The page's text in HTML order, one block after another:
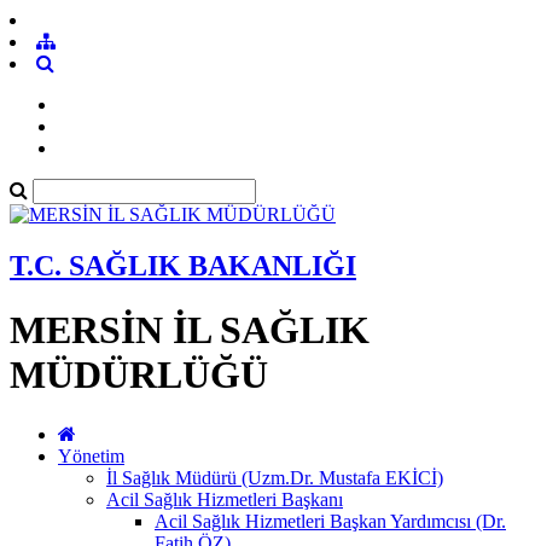
T.C. SAĞLIK BAKANLIĞI
MERSİN İL SAĞLIK
MÜDÜRLÜĞÜ
Yönetim
İl Sağlık Müdürü (Uzm.Dr. Mustafa EKİCİ)
Acil Sağlık Hizmetleri Başkanı
Acil Sağlık Hizmetleri Başkan Yardımcısı (Dr.